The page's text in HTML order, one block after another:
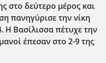
στο δεύτερο μέρος και
πανηγύρισε την νίκη
Η Βασίλισσα πέτυχε την
έπεσαν στο 2-9 της